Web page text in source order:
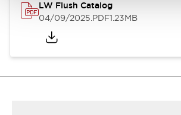
LW Flush Catalog
04/09/2025.PDF1.23MB